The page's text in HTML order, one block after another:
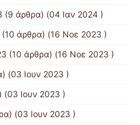
(9 άρθρα) (04 Ιαν 2024 )
(10 άρθρα) (16 Νοε 2023 )
(10 άρθρα) (16 Νοε 2023 )
(03 Ιουν 2023 )
(03 Ιουν 2023 )
(03 Ιουν 2023 )